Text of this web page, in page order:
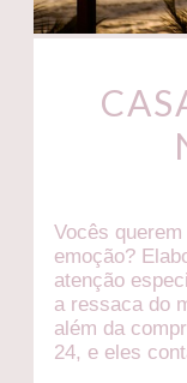
Vocês
emoção?
atenção
a ressaca do
além da
24, e eles